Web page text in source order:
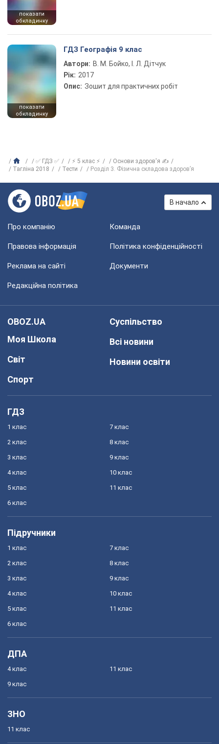
показати
обкладинку
показати
обкладинку
ГДЗ Географія 9 клас
Автори: В. М. Бойко, І. Л. Дітчук
Рік: 2017
Опис: Зошит для практичних робіт
✅ ГДЗ ✅ ⚡ 5 клас ⚡
Основи здоров'я ✍
Тагліна 2018
Тести Розділ 3. Фізична складова здоров’я
В начало
Про компанію Команда
Правова інформація Політика конфіденційності
Реклама на сайті Документи
Редакційна політика
OBOZ.UA
Моя Школа
Світ
Спорт
Суспільство
Всі новини
Новини освіти
ГДЗ
1 клас
2 клас
3 клас
4 клас
5 клас
6 клас
7 клас
8 клас
9 клас
10 клас
11 клас
Підручники
1 клас
2 клас
3 клас
4 клас
5 клас
6 клас
7 клас
8 клас
9 клас
10 клас
11 клас
ДПА
4 клас
9 клас
11 клас
ЗНО
11 клас